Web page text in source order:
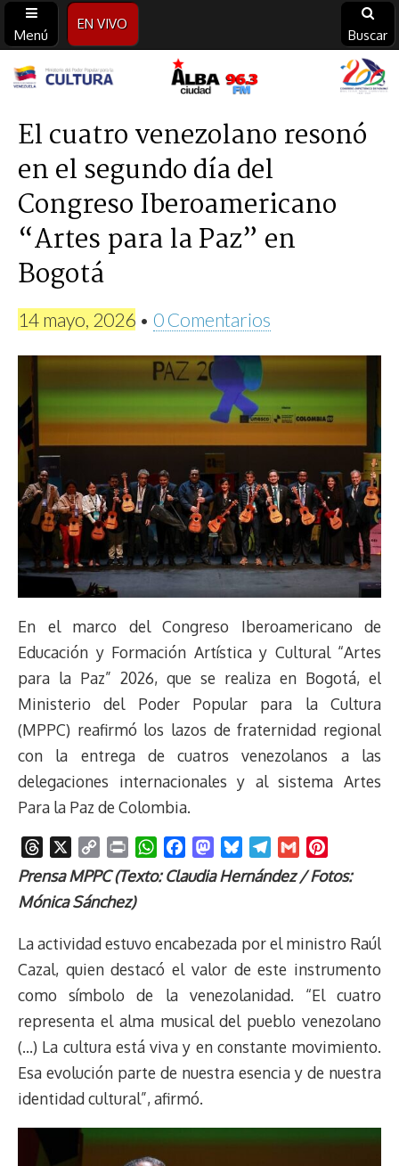
Menú
EN VIVO
Buscar
Alba
Ciudad
96.3
FM
El cuatro venezolano resonó
en el segundo día del
Congreso Iberoamericano
“Artes para la Paz” en
Bogotá
14 mayo, 2026 • 0 Comentarios
En el marco del Congreso Iberoamericano de
Educación y Formación Artística y Cultural “Artes
para la Paz” 2026, que se realiza en Bogotá, el
Ministerio del Poder Popular para la Cultura
(MPPC) reafirmó los lazos de fraternidad regional
con la entrega de cuatros venezolanos a las
delegaciones internacionales y al sistema Artes
Para la Paz de Colombia.
h
r
e
d
s
o
y
L
i
n
k
r
n
W
h
A
p
a
b
o
o
k
M
a
d
o
n
l
k
y
e
r
a
m
m
i
r
e
t
Prensa MPPC (Texto: Claudia Hernández / Fotos:
Mónica Sánchez)
La actividad estuvo encabezada por el ministro Raúl
Cazal, quien destacó el valor de este instrumento
como símbolo de la venezolanidad. “El cuatro
representa el alma musical del pueblo venezolano
(…) La cultura está viva y en constante movimiento.
Esa evolución parte de nuestra esencia y de nuestra
identidad cultural”, afirmó.